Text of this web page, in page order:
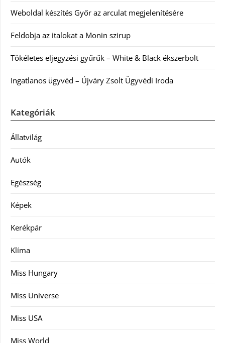
Weboldal készítés Győr az arculat megjelenítésére
Feldobja az italokat a Monin szirup
Tökéletes eljegyzési gyűrűk – White & Black ékszerbolt
Ingatlanos ügyvéd – Újváry Zsolt Ügyvédi Iroda
Kategóriák
Állatvilág
Autók
Egészség
Képek
Kerékpár
Klíma
Miss Hungary
Miss Universe
Miss USA
Miss World